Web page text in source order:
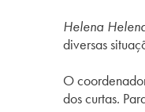
Helena
diversas
O
dos curtas.